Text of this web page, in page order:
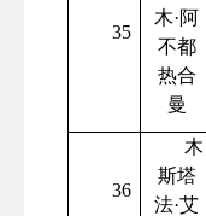
35
木·阿
不都
热合
曼
36
木
斯塔
法·艾